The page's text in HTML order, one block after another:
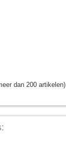
dan 200 artikelen)